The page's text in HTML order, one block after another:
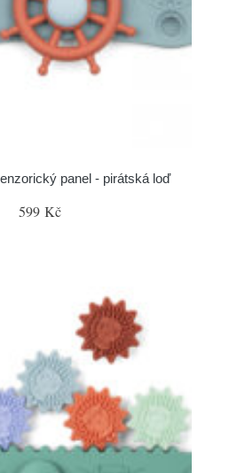
panel - pirátská loď
599 Kč